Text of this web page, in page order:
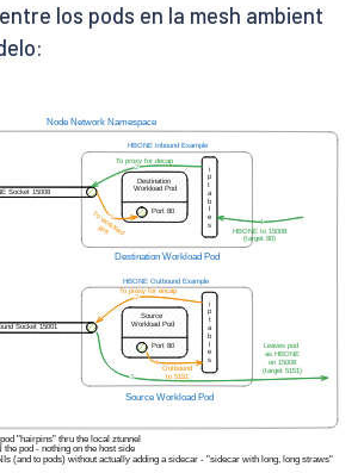
los pods en la mesh ambient